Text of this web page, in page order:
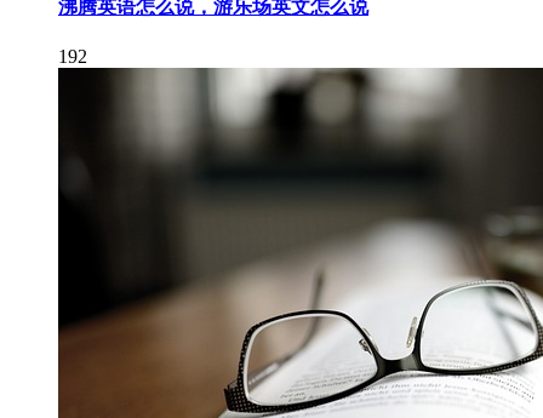
沸腾英语怎么说，游乐场英文怎么说
192